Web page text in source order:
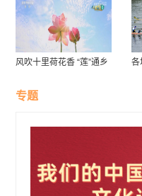
风吹十里荷花香 “莲”通乡
各
专题